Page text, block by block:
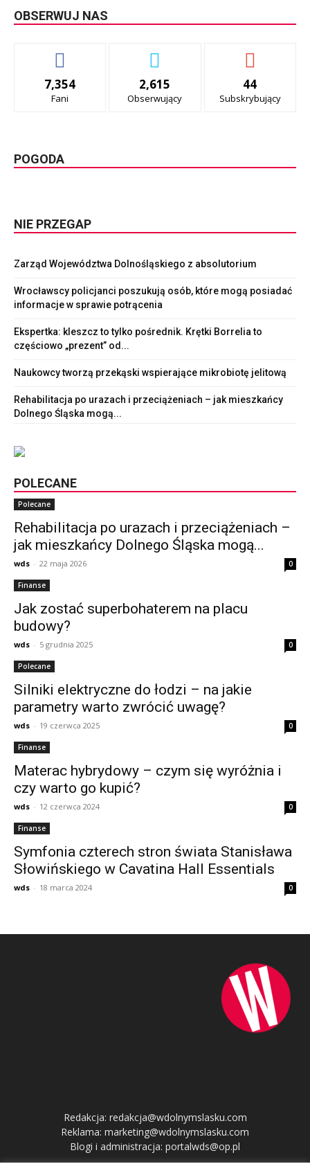
OBSERWUJ NAS
7,354
Fani
2,615
Obserwujący
44
Subskrybujący
POGODA
NIE PRZEGAP
Zarząd Województwa Dolnośląskiego z absolutorium
Wrocławscy policjanci poszukują osób, które mogą posiadać
informacje w sprawie potrącenia
Ekspertka: kleszcz to tylko pośrednik. Krętki Borrelia to
częściowo „prezent” od...
Naukowcy tworzą przekąski wspierające mikrobiotę jelitową
Rehabilitacja po urazach i przeciążeniach – jak mieszkańcy
Dolnego Śląska mogą...
POLECANE
Polecane
Rehabilitacja po urazach i przeciążeniach –
jak mieszkańcy Dolnego Śląska mogą...
wds - 22 maja 2026 0
Finanse
Jak zostać superbohaterem na placu
budowy?
wds - 5 grudnia 2025 0
Polecane
Silniki elektryczne do łodzi – na jakie
parametry warto zwrócić uwagę?
wds - 19 czerwca 2025 0
Finanse
Materac hybrydowy – czym się wyróżnia i
czy warto go kupić?
wds - 12 czerwca 2024 0
Finanse
Symfonia czterech stron świata Stanisława
Słowińskiego w Cavatina Hall Essentials
wds - 18 marca 2024 0
Redakcja: redakcja@wdolnymslasku.com
Reklama: marketing@wdolnymslasku.com
Blogi i administracja: portalwds@op.pl